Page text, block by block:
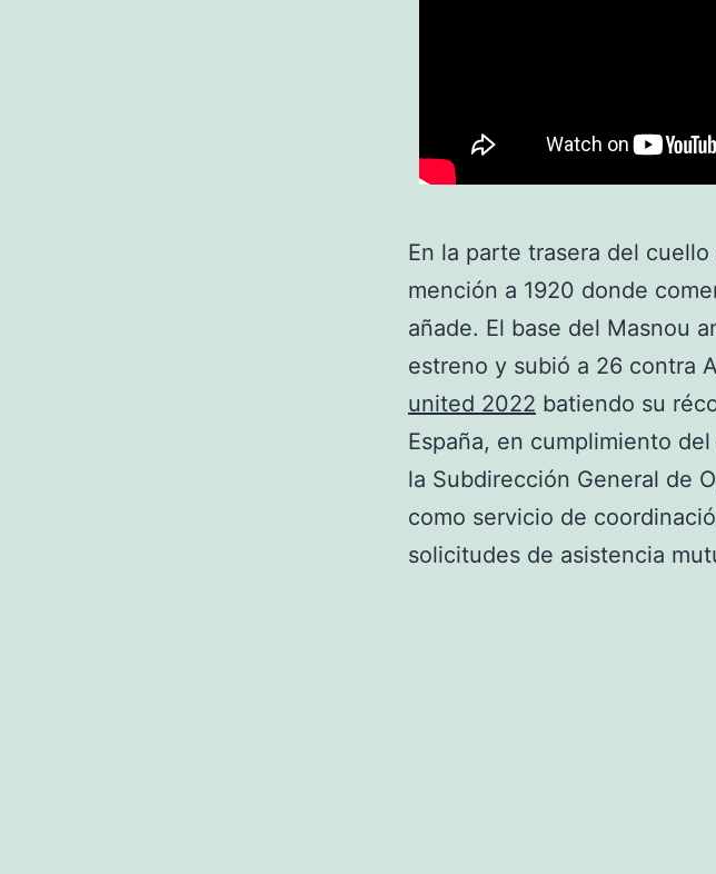
En la parte trasera del
mención a 1920 donde
añade. El base del Masnou
estreno y subió a 26 contra
united 2022 batiendo su
España, en cumplimiento
la Subdirección General de
como servicio de
solicitudes de asistencia